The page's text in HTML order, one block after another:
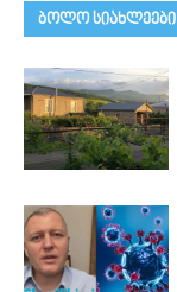
ᲑᲝᲚᲝ ᲡᲘᲐᲮᲚᲔᲔᲑᲘ